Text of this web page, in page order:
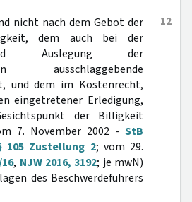
12
nicht nach dem Gebot der
dem auch bei der
Auslegung der
ausschlaggebende
und dem im Kostenrecht,
eingetretener Erledigung,
der Billigkeit
7. November 2002 - StB
105 Zustellung 2; vom 29.
, NJW 2016, 3192; je mwN)
des Beschwerdeführers